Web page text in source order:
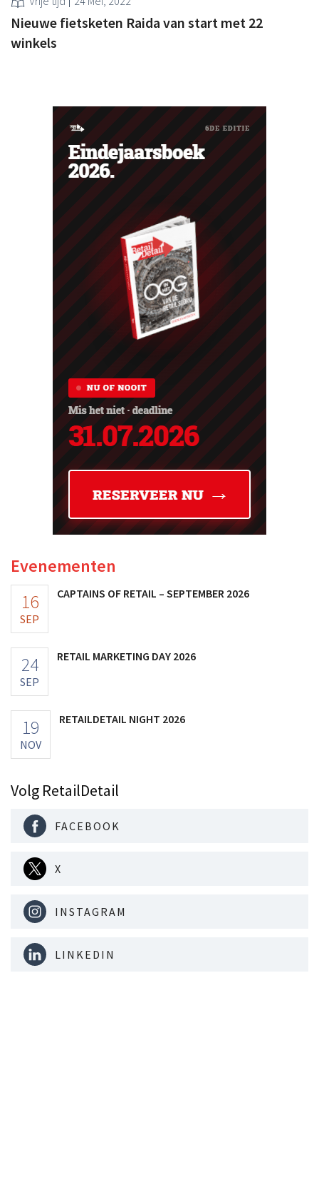
Nieuwe fietsketen Raida van start met 22
winkels
Evenementen
16
SEP
CAPTAINS OF RETAIL – SEPTEMBER 2026
24
SEP
RETAIL MARKETING DAY 2026
19
NOV
RETAILDETAIL NIGHT 2026
Volg RetailDetail
FACEBOOK
X
INSTAGRAM
LINKEDIN